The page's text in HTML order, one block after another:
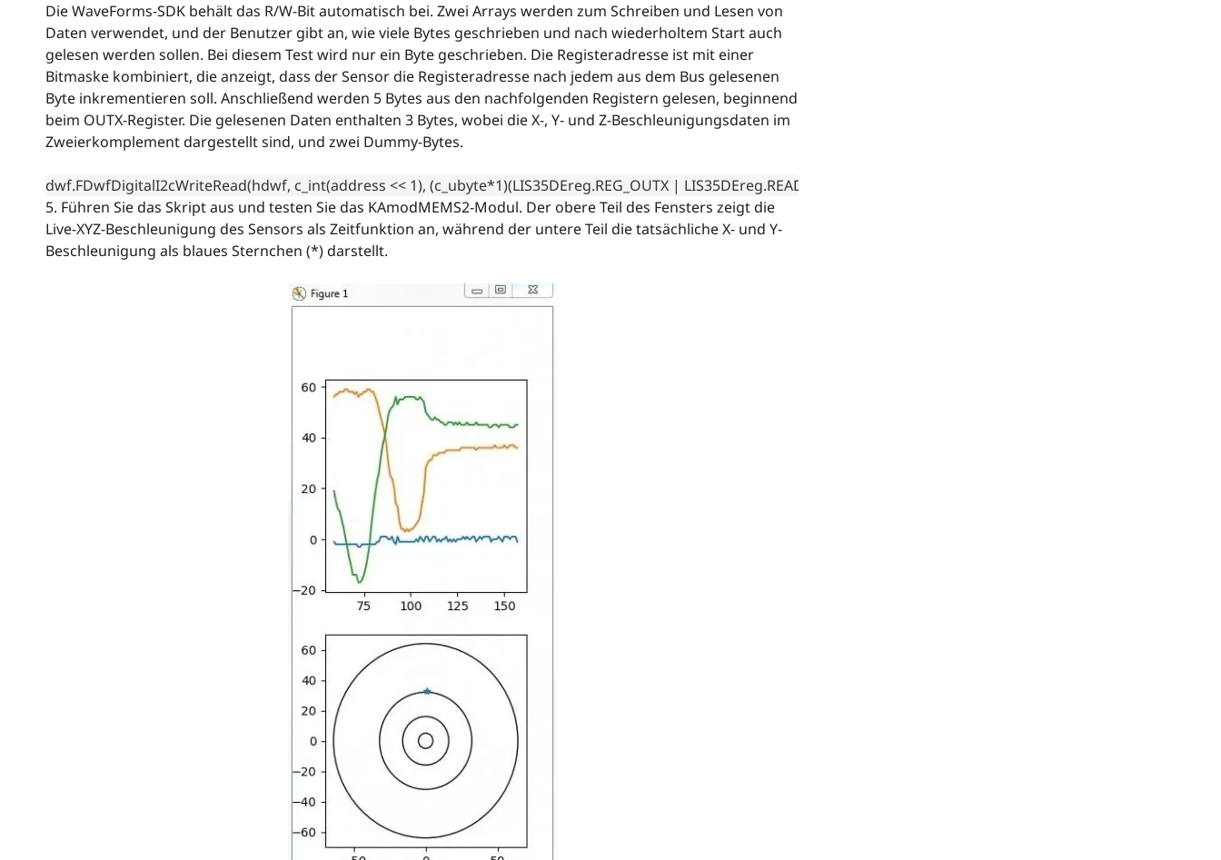
Die WaveForms-SDK behält das R/W-Bit automatisch bei. Zwei Arrays werden zum Schreiben und Lesen von
Daten verwendet, und der Benutzer gibt an, wie viele Bytes geschrieben und nach wiederholtem Start auch
gelesen werden sollen. Bei diesem Test wird nur ein Byte geschrieben. Die Registeradresse ist mit einer
Bitmaske kombiniert, die anzeigt, dass der Sensor die Registeradresse nach jedem aus dem Bus gelesenen
Byte inkrementieren soll. Anschließend werden 5 Bytes aus den nachfolgenden Registern gelesen, beginnend
beim OUTX-Register. Die gelesenen Daten enthalten 3 Bytes, wobei die X-, Y- und Z-Beschleunigungsdaten im
Zweierkomplement dargestellt sind, und zwei Dummy-Bytes.
dwf.FDwfDigitalI2cWriteRead(hdwf, c_int(address << 1), (c_ubyte*1)(LIS35DEreg.REG_OUTX | LIS35DEreg.READ_INC), c_int(1), rgRX, c_int(5), byref(iNak))
5. Führen Sie das Skript aus und testen Sie das KAmodMEMS2-Modul. Der obere Teil des Fensters zeigt die
Live-XYZ-Beschleunigung des Sensors als Zeitfunktion an, während der untere Teil die tatsächliche X- und Y-
Beschleunigung als blaues Sternchen (*) darstellt.